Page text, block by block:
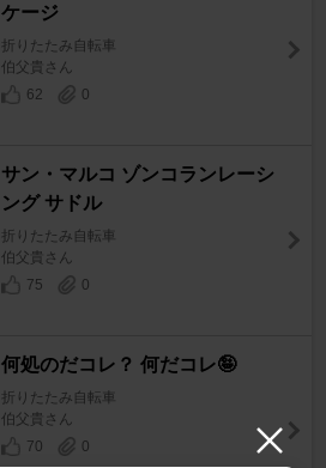
ケージ
折りたたみ自転車
伯父貴さん
62
0
サン・マルコ ゾンコランレーシ
ング サドル
折りたたみ自転車
伯父貴さん
75
0
何処のだコレ？ 何だコレ🤪
折りたたみ自転車
伯父貴さん
70
0